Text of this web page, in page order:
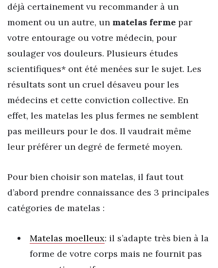
déjà certainement vu recommander à un
moment ou un autre, un matelas ferme par
votre entourage ou votre médecin, pour
soulager vos douleurs. Plusieurs études
scientifiques* ont été menées sur le sujet. Les
résultats sont un cruel désaveu pour les
médecins et cette conviction collective. En
effet, les matelas les plus fermes ne semblent
pas meilleurs pour le dos. Il vaudrait même
leur préférer un degré de fermeté moyen.
Pour bien choisir son matelas, il faut tout
d’abord prendre connaissance des 3 principales
catégories de matelas :
Matelas moelleux: il s’adapte très bien à la
forme de votre corps mais ne fournit pas